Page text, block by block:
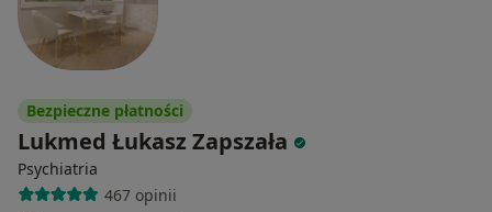
Bezpieczne płatności
Lukmed Łukasz Zapszała
Psychiatria
467 opinii